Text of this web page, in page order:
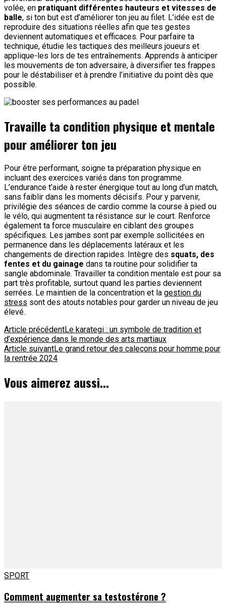
volée, en pratiquant différentes hauteurs et vitesses de
balle, si ton but est d’améliorer ton jeu au filet. L’idée est de
reproduire des situations réelles afin que tes gestes
deviennent automatiques et efficaces. Pour parfaire ta
technique, étudie les tactiques des meilleurs joueurs et
applique-les lors de tes entraînements. Apprends à anticiper
les mouvements de ton adversaire, à diversifier tes frappes
pour le déstabiliser et à prendre l’initiative du point dès que
possible.
Travaille ta condition physique et mentale
pour améliorer ton jeu
Pour être performant, soigne ta préparation physique en
incluant des exercices variés dans ton programme.
L’endurance t’aide à rester énergique tout au long d’un match,
sans faiblir dans les moments décisifs. Pour y parvenir,
privilégie des séances de cardio comme la course à pied ou
le vélo, qui augmentent ta résistance sur le court. Renforce
également ta force musculaire en ciblant des groupes
spécifiques. Les jambes sont par exemple sollicitées en
permanence dans les déplacements latéraux et les
changements de direction rapides. Intègre des squats, des
fentes et du gainage dans ta routine pour solidifier ta
sangle abdominale. Travailler ta condition mentale est pour sa
part très profitable, surtout quand les parties deviennent
serrées. Le maintien de la concentration et la gestion du
stress sont des atouts notables pour garder un niveau de jeu
élevé.
Navigation
d'article
Article précédentLe karategi : un symbole de tradition et
d’expérience dans le monde des arts martiaux
Article suivantLe grand retour des caleçons pour homme pour
la rentrée 2024
Vous aimerez aussi...
SPORT
Comment augmenter sa testostérone ?